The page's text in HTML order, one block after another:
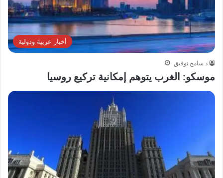
أخبار عربية ودولية
د سامح توفيق
موسكو: الغرب يتوهم إمكانية تركيع روسيا